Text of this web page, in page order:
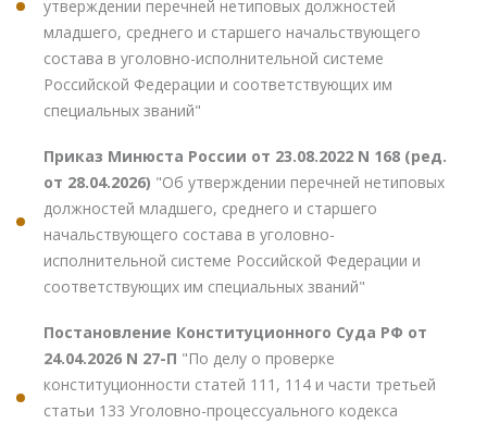
утверждении перечней нетиповых должностей
младшего, среднего и старшего начальствующего
состава в уголовно-исполнительной системе
Российской Федерации и соответствующих им
специальных званий"
Приказ Минюста России от 23.08.2022 N 168 (ред.
от 28.04.2026) "Об утверждении перечней нетиповых
должностей младшего, среднего и старшего
начальствующего состава в уголовно-
исполнительной системе Российской Федерации и
соответствующих им специальных званий"
Постановление Конституционного Суда РФ от
24.04.2026 N 27-П "По делу о проверке
конституционности статей 111, 114 и части третьей
статьи 133 Уголовно-процессуального кодекса